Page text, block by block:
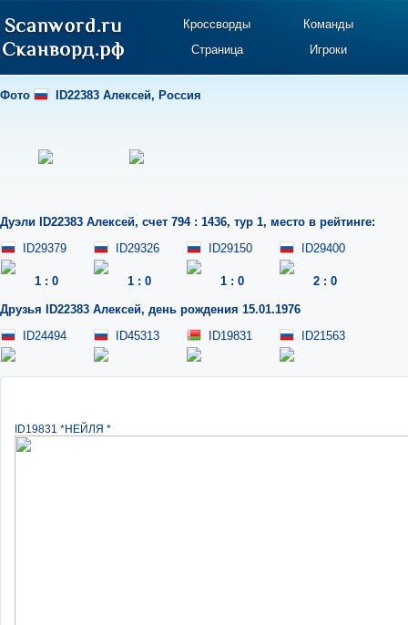
Кроссворды
Команды
Страница
Игроки
Фото ID22383 Алексей, Россия
Дуэли ID22383 Алексей, счет 794 : 1436, тур 1, место в рейтинге:
ID29379
1 : 0
ID29326
1 : 0
ID29150
1 : 0
ID29400
2 : 0
Друзья ID22383 Алексей, день рождения 15.01.1976
ID24494
ID45313 ID19831 ID21563
ID19831 *НЕЙЛЯ *